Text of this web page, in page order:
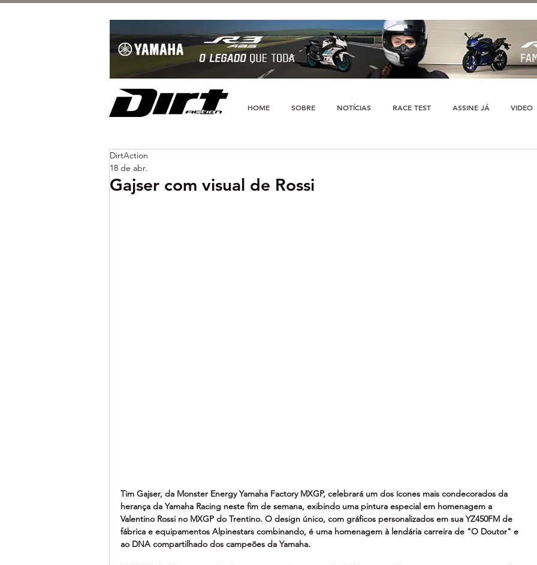
HOME SOBRE NOTÍCIAS RACE TEST ASSINE JÁ VIDEO
Gajser com visual de Rossi
DirtAction
18 de abr.
Tim Gajser, da Monster Energy Yamaha Factory MXGP, celebrará um dos ícones mais condecorados da
herança da Yamaha Racing neste fim de semana, exibindo uma pintura especial em homenagem a
Valentino Rossi no MXGP do Trentino. O design único, com gráficos personalizados em sua YZ450FM de
fábrica e equipamentos Alpinestars combinando, é uma homenagem à lendária carreira de "O Doutor" e
ao DNA compartilhado dos campeões da Yamaha.